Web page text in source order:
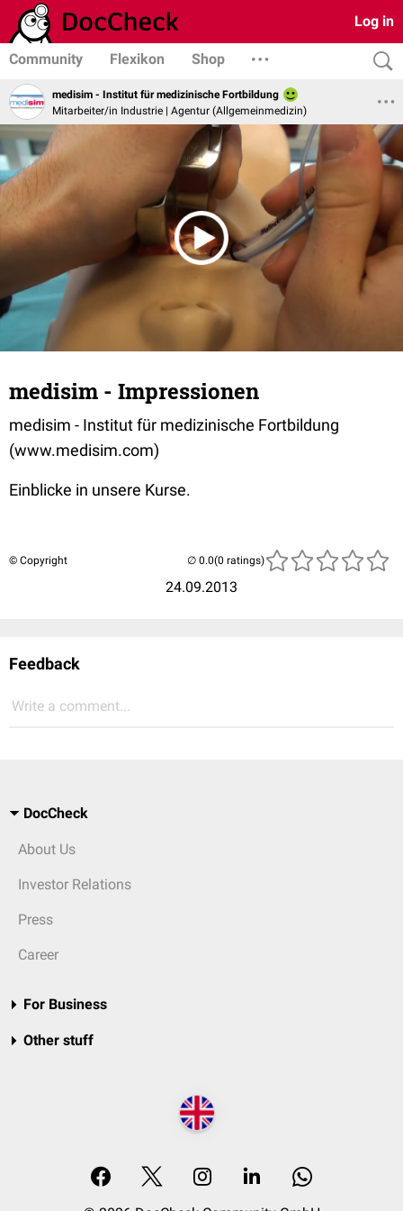
Log in
Community Flexikon Shop
medisim - Institut für medizinische Fortbildung
Mitarbeiter/in Industrie | Agentur (Allgemeinmedizin)
medisim - Impressionen
medisim - Institut für medizinische Fortbildung
(www.medisim.com)
Einblicke in unsere Kurse.
© Copyright
24.09.2013
(0 ratings)
Feedback
Write a comment...
DocCheck
About Us
Investor Relations
Press
Career
For Business
Other stuff